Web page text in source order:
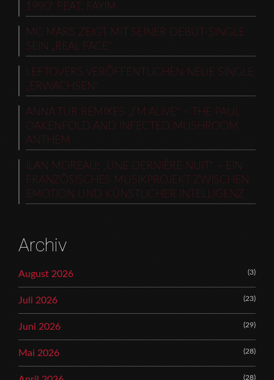
1990“ FEAT. FAYIM
MC MARS ZEIGT MIT SEINER DEBUT-SINGLE
SEIN „REAL FACE“
LEFTOVERS VERÖFFENTLICHEN NEUE SINGLE
„ERWACHSEN“
ANNA TUR REMIXES „I’M ALIVE“ – THE PAUL
OAKENFOLD AND INFECTED MUSHROOM
ANTHEM
ILAN MOREAU: „UNE DERNIÈRE NUIT“ – EIN
FRANZÖSISCHES MUSIKPROJEKT ZWISCHEN
EMOTION UND KÜNSTLICHER INTELLIGENZ
Archiv
August 2026 (3)
Juli 2026 (23)
Juni 2026 (29)
Mai 2026 (28)
(28)